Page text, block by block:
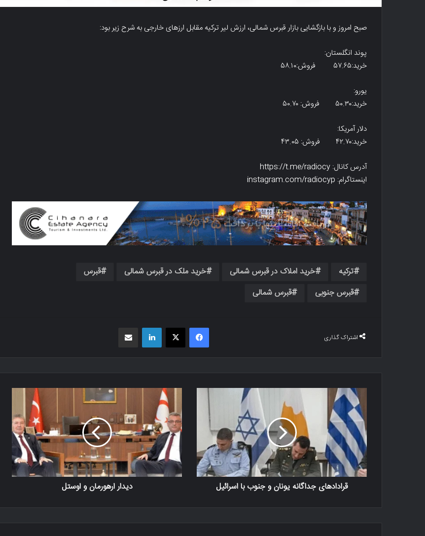
صبح امروز و با بازگشایی بازار قبرس شمالی، ارزش لیر ترکیه مقابل ارزهای خارجی به شرح زیر بود:
پوند انگلستان:
خرید:۵۷.۶۵ فروش:۵۸.۱۰
یورو:
خرید:۵۰.۳۰ فروش: ۵۰.۷۰
دلار آمریکا:
خرید:۴۲.۷۰ فروش: ۴۳.۰۵
آدرس کانال: https://t.me/radiocy
اینستاگرام: instagram.com/radiocyp
ترکیه خرید املاک در قبرس شمالی خرید ملک در قبرس شمالی
قبرس
قبرس جنوبی
قبرس شمالی
اشتراک گذاری
فیسبوک X
قرادادهای جداگانه یونان و جنوب با اسرائیل دیدار ارهورمان و اوستل